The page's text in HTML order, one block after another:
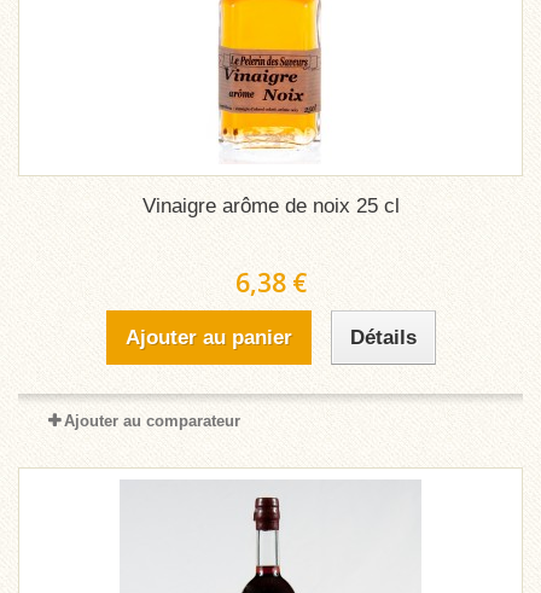
Vinaigre arôme de noix 25 cl
6,38 €
Ajouter au panier Détails
Ajouter au comparateur